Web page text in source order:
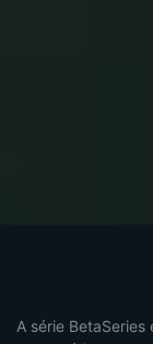
A série